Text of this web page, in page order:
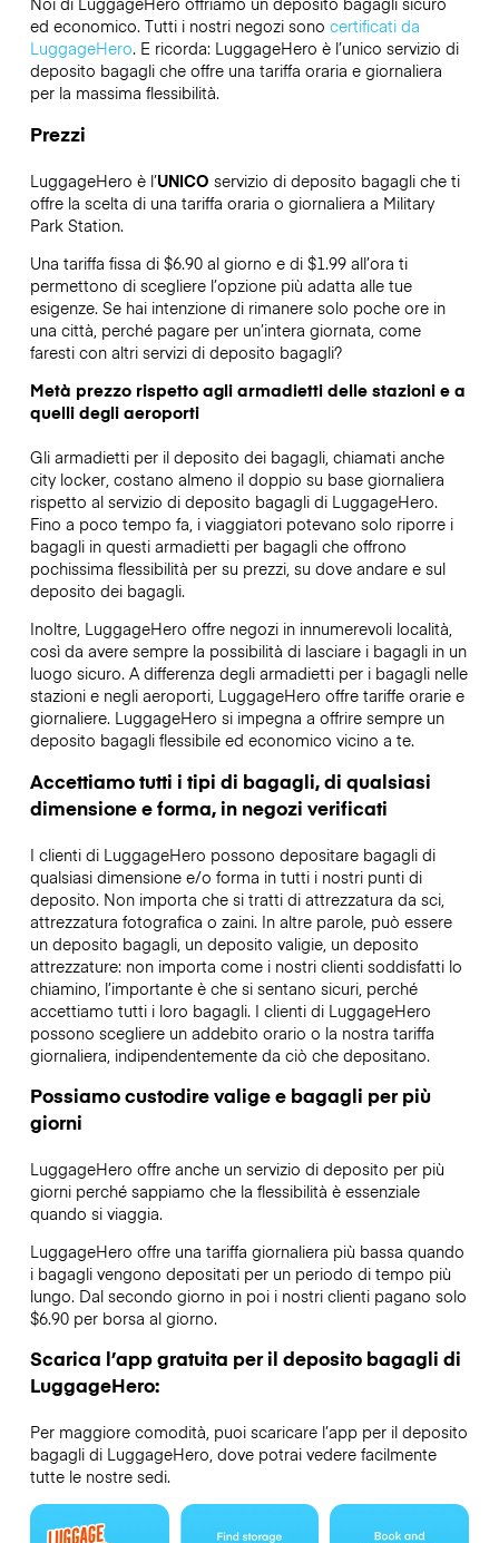
ed economico. Tutti i nostri negozi sono certificati da
LuggageHero. E ricorda: LuggageHero è l’unico servizio di
deposito bagagli che offre una tariffa oraria e giornaliera
per la massima flessibilità.
Prezzi
LuggageHero è l’UNICO servizio di deposito bagagli che ti
offre la scelta di una tariffa oraria o giornaliera a Military
Park Station.
Una tariffa fissa di $6.90 al giorno e di $1.99 all’ora ti
permettono di scegliere l’opzione più adatta alle tue
esigenze. Se hai intenzione di rimanere solo poche ore in
una città, perché pagare per un’intera giornata, come
faresti con altri servizi di deposito bagagli?
Metà prezzo rispetto agli armadietti delle stazioni e a
quelli degli aeroporti
Gli armadietti per il deposito dei bagagli, chiamati anche
city locker, costano almeno il doppio su base giornaliera
rispetto al servizio di deposito bagagli di LuggageHero.
Fino a poco tempo fa, i viaggiatori potevano solo riporre i
bagagli in questi armadietti per bagagli che offrono
pochissima flessibilità per su prezzi, su dove andare e sul
deposito dei bagagli.
Inoltre, LuggageHero offre negozi in innumerevoli località,
così da avere sempre la possibilità di lasciare i bagagli in un
luogo sicuro. A differenza degli armadietti per i bagagli nelle
stazioni e negli aeroporti, LuggageHero offre tariffe orarie e
giornaliere. LuggageHero si impegna a offrire sempre un
deposito bagagli flessibile ed economico vicino a te.
Accettiamo tutti i tipi di bagagli, di qualsiasi
dimensione e forma, in negozi verificati
I clienti di LuggageHero possono depositare bagagli di
qualsiasi dimensione e/o forma in tutti i nostri punti di
deposito. Non importa che si tratti di attrezzatura da sci,
attrezzatura fotografica o zaini. In altre parole, può essere
un deposito bagagli, un deposito valigie, un deposito
attrezzature: non importa come i nostri clienti soddisfatti lo
chiamino, l’importante è che si sentano sicuri, perché
accettiamo tutti i loro bagagli. I clienti di LuggageHero
possono scegliere un addebito orario o la nostra tariffa
giornaliera, indipendentemente da ciò che depositano.
Possiamo custodire valige e bagagli per più
giorni
LuggageHero offre anche un servizio di deposito per più
giorni perché sappiamo che la flessibilità è essenziale
quando si viaggia.
LuggageHero offre una tariffa giornaliera più bassa quando
i bagagli vengono depositati per un periodo di tempo più
lungo. Dal secondo giorno in poi i nostri clienti pagano solo
$6.90 per borsa al giorno.
Scarica l’app gratuita per il deposito bagagli di
LuggageHero:
Per maggiore comodità, puoi scaricare l’app per il deposito
bagagli di LuggageHero, dove potrai vedere facilmente
tutte le nostre sedi.